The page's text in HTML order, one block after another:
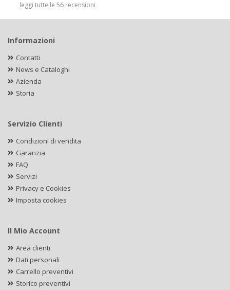
leggi tutte le 56 recensioni
Informazioni
Contatti
News e Cataloghi
Azienda
Storia
Servizio Clienti
Condizioni di vendita
Garanzia
FAQ
Servizi
Privacy e Cookies
Imposta cookies
Il Mio Account
Area clienti
Dati personali
Carrello preventivi
Storico preventivi